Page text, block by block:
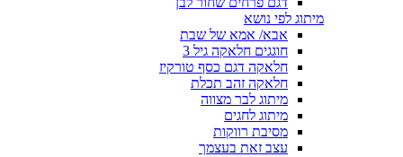
מיתוג לפי נושא
אבא/ אמא של שבת
חוגגים חלאקה גיל 3
חלאקה דגם כסף טורקיז
חלאקה זהב תכלת
מיתוג לבר מצווה
מיתוג לחגים
מסיבת רווקות
עצב זאת בעצמך